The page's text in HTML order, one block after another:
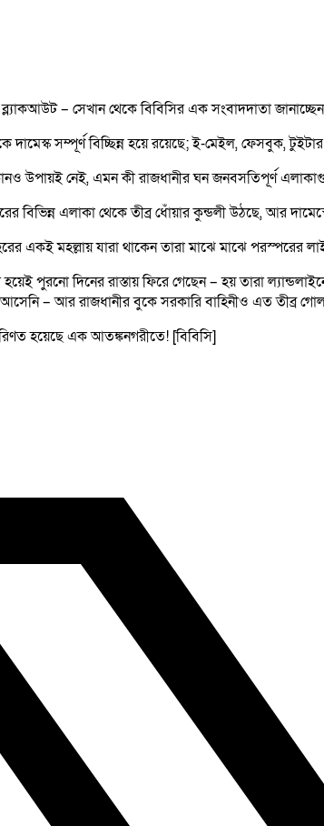
– সেখান থেকে বিবিসির এক সংবাদদাতা
দামেস্ক সম্পূর্ণ বিচ্ছিন্ন হয়ে রয়েছে; ই-মেইল, ফেসবুক,
উপায়ই নেই, এমন কী রাজধানীর ঘন জনবসতিপূর্ণ
বিভিন্ন এলাকা থেকে তীব্র ধোঁয়ার কুন্ডলী উঠছে, আর
একই মহল্লায় যারা থাকেন তারা মাঝে মাঝে পরস্পরের
পুরনো দিনের রাস্তায় ফিরে গেছেন – হয় তারা
– আর রাজধানীর বুকে সরকারি বাহিনীও এত তীব্র
হয়েছে এক আতঙ্কনগরীতে! [বিবিসি]